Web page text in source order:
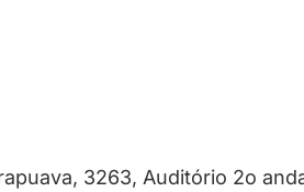
3263, Auditório 2o